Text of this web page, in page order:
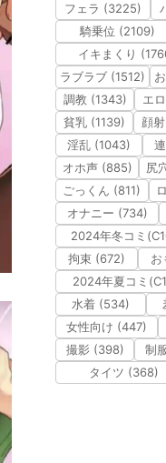
フェラ (3225)
騎乗位 (2109)
イキまくり
ラブラブ (1512)
調教 (1343)
エ
貧乳 (1139)
顔
淫乱 (1043)
オホ声 (885)
尻
ごっくん (811)
オナニー (734)
2024年冬コミ
拘束 (672)
お
2024年夏コミ
水着 (534)
女性向け (447)
撮影 (398)
制
タイツ (368)